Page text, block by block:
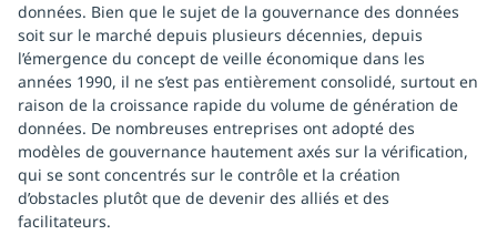
données. Bien que le sujet de la gouvernance des données
soit sur le marché depuis plusieurs décennies, depuis
l’émergence du concept de veille économique dans les
années 1990, il ne s’est pas entièrement consolidé, surtout en
raison de la croissance rapide du volume de génération de
données. De nombreuses entreprises ont adopté des
modèles de gouvernance hautement axés sur la vérification,
qui se sont concentrés sur le contrôle et la création
d’obstacles plutôt que de devenir des alliés et des
facilitateurs.